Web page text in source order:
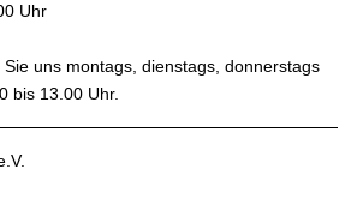
Uhr
uns montags, dienstags, donnerstags
bis 13.00 Uhr.